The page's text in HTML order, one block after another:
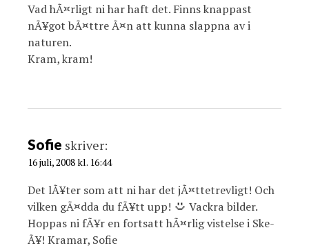
Vad hÃ¤rligt ni har haft det. Finns knappast
nÃ¥got bÃ¤ttre Ã¤n att kunna slappna av i
naturen.
Kram, kram!
Sofie skriver:
16 juli, 2008 kl. 16:44
Det lÃ¥ter som att ni har det jÃ¤ttetrevligt! Och
vilken gÃ¤dda du fÃ¥tt upp!
Vackra bilder.
Hoppas ni fÃ¥r en fortsatt hÃ¤rlig vistelse i Ske-
Ã¥! Kramar, Sofie